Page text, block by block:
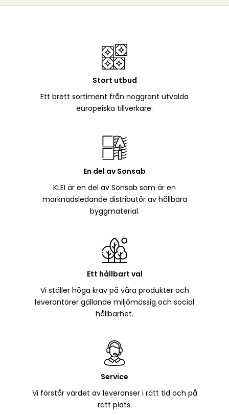
Stort utbud
Ett brett sortiment från noggrant utvalda
europeiska tillverkare.
En del av Sonsab
KLEI är en del av Sonsab som är en
marknadsledande distributör av hållbara
byggmaterial.
Ett hållbart val
Vi ställer höga krav på våra produkter och
leverantörer gällande miljömässig och social
hållbarhet.
Service
Vi förstår värdet av leveranser i rätt tid och på
rätt plats.